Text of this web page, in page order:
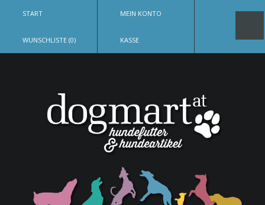
START MEIN KONTO
WUNSCHLISTE (0) KASSE